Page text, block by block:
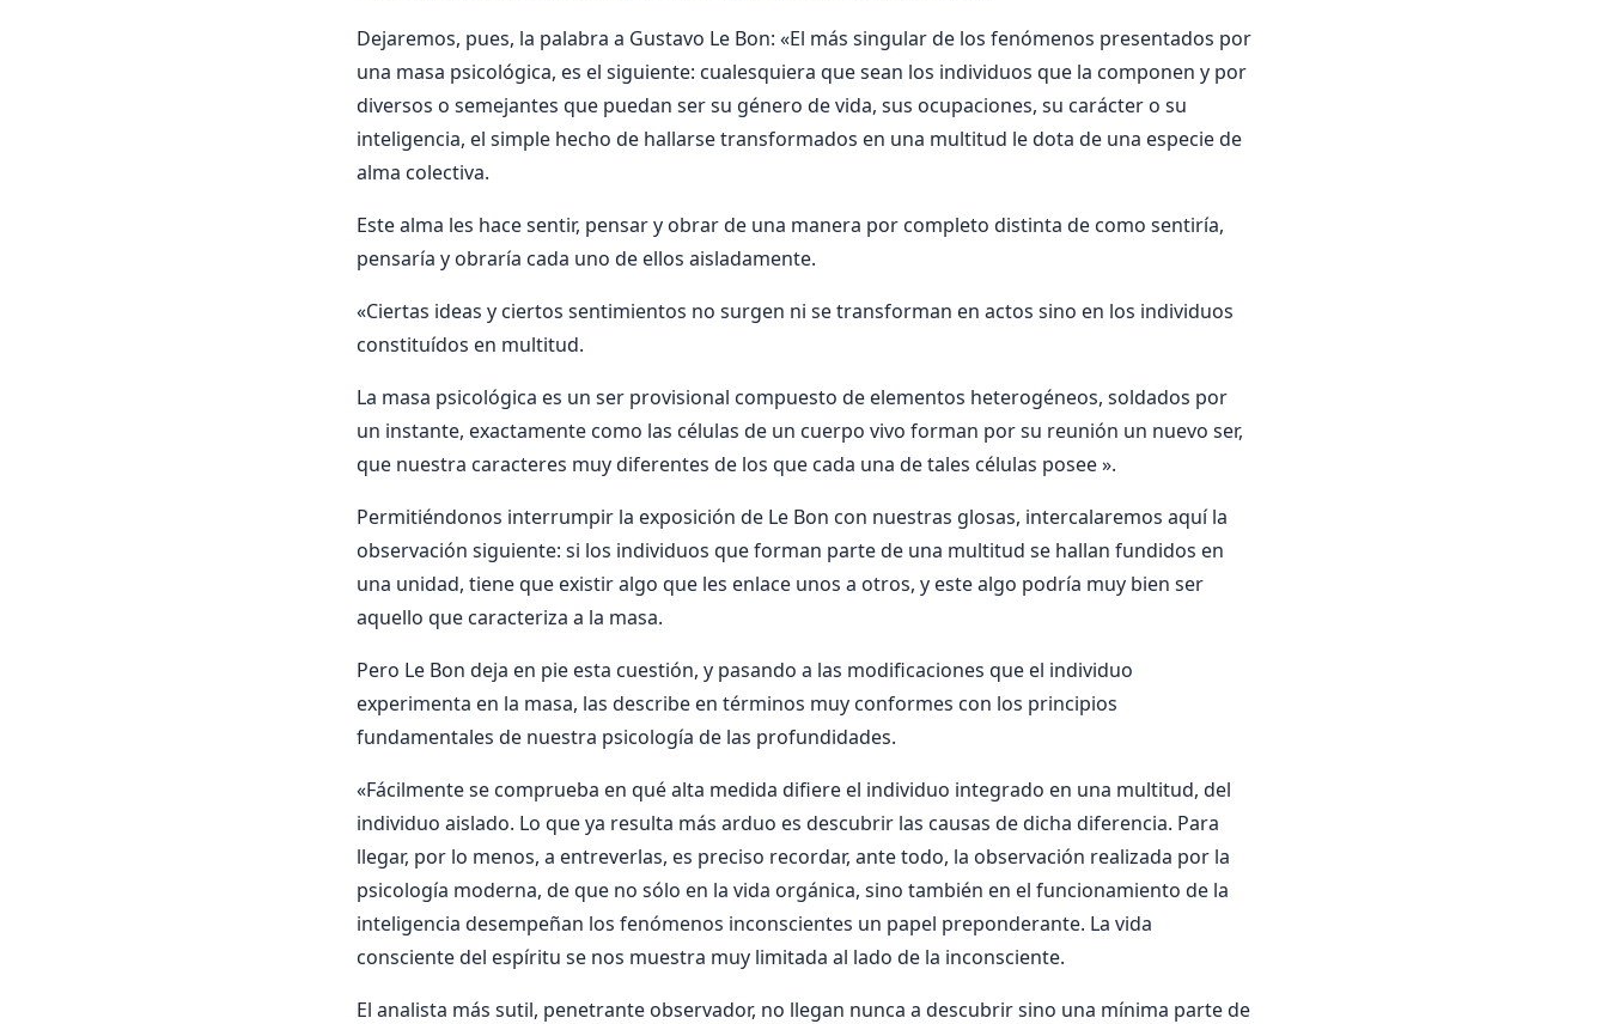
Dejaremos, pues, la palabra a Gustavo Le Bon: «El más singular de los fenómenos presentados por
una masa psicológica, es el siguiente: cualesquiera que sean los individuos que la componen y por
diversos o semejantes que puedan ser su género de vida, sus ocupaciones, su carácter o su
inteligencia, el simple hecho de hallarse transformados en una multitud le dota de una especie de
alma colectiva.
Este alma les hace sentir, pensar y obrar de una manera por completo distinta de como sentirí­a,
pensarí­a y obrarí­a cada uno de ellos aisladamente.
«Ciertas ideas y ciertos sentimientos no surgen ni se transforman en actos sino en los individuos
constituí­dos en multitud.
La masa psicológica es un ser provisional compuesto de elementos heterogéneos, soldados por
un instante, exactamente como las células de un cuerpo vivo forman por su reunión un nuevo ser,
que nuestra caracteres muy diferentes de los que cada una de tales células posee ».
Permitiéndonos interrumpir la exposición de Le Bon con nuestras glosas, intercalaremos aquí­ la
observación siguiente: si los individuos que forman parte de una multitud se hallan fundidos en
una unidad, tiene que existir algo que les enlace unos a otros, y este algo podrí­a muy bien ser
aquello que caracteriza a la masa.
Pero Le Bon deja en pie esta cuestión, y pasando a las modificaciones que el individuo
experimenta en la masa, las describe en términos muy conformes con los principios
fundamentales de nuestra psicologí­a de las profundidades.
«Fácilmente se comprueba en qué alta medida difiere el individuo integrado en una multitud, del
individuo aislado. Lo que ya resulta más arduo es descubrir las causas de dicha diferencia. Para
llegar, por lo menos, a entreverlas, es preciso recordar, ante todo, la observación realizada por la
psicologí­a moderna, de que no sólo en la vida orgánica, sino también en el funcionamiento de la
inteligencia desempeñan los fenómenos inconscientes un papel preponderante. La vida
consciente del espí­ritu se nos muestra muy limitada al lado de la inconsciente.
El analista más sutil, penetrante observador, no llegan nunca a descubrir sino una mí­nima parte de